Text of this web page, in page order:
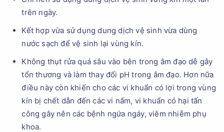
trên ngày.
Kết hợp vừa sử dụng dung dịch vệ sinh vừa dùng
nước sạch để vệ sinh lại vùng kín.
Không thụt rửa quá sâu vào bên trong âm đạo dễ gây
tổn thương và làm thay đổi pH trong âm đạo. Hơn nữa
điều này còn khiến cho các vi khuẩn có lợi trong vùng
kín bị chết dẫn đến các vi nấm, vi khuẩn có hại tấn
công gây nên các bệnh ngứa ngáy, viêm nhiễm phụ
khoa.